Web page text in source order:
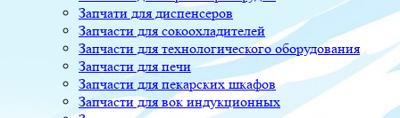
Запчати для диспенсеров
Запчасти для сокоохладителей
Запчасти для технологического оборудования
Запчасти для печи
Запчасти для пекарских шкафов
Запчасти для вок индукционных